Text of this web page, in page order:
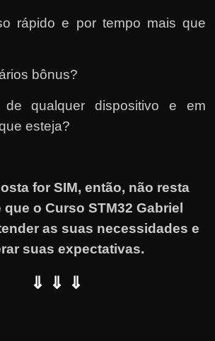
rápido e por tempo mais que
bônus?
de qualquer dispositivo e em
esteja?
for SIM, então, não resta
o Curso STM32 Gabriel
as suas necessidades e
suas expectativas.
⇓ ⇓ ⇓